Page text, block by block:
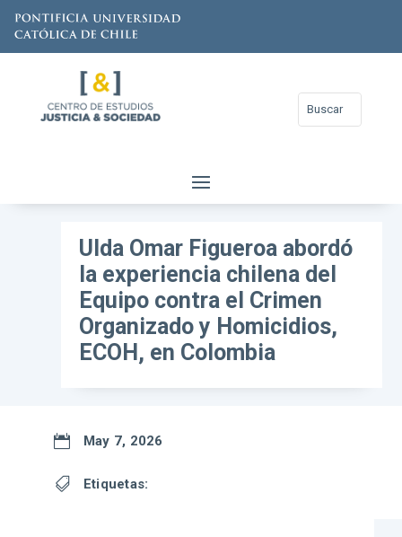
Ulda Omar Figueroa abordó
la experiencia chilena del
Equipo contra el Crimen
Organizado y Homicidios,
ECOH, en Colombia
 May 7, 2026
 Etiquetas: